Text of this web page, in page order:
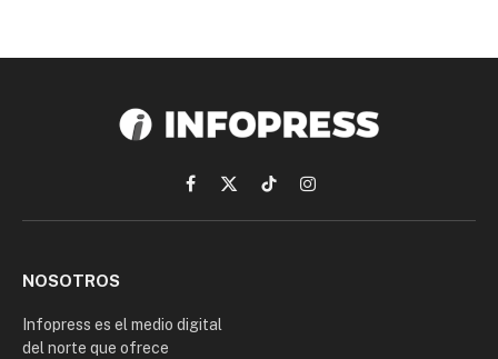
Facebook
X
(Twitter)
TikTokInstagram
NOSOTROS
Infopress es el medio digital
del norte que ofrece